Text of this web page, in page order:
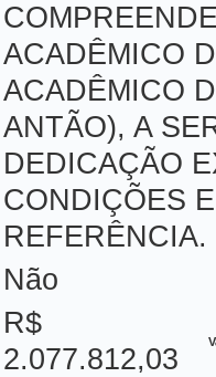
ACADÊMICO
ACADÊMICO
ANTÃO), A
DEDICAÇÃO
CONDIÇÕES
Não
R$
2.077.812,03